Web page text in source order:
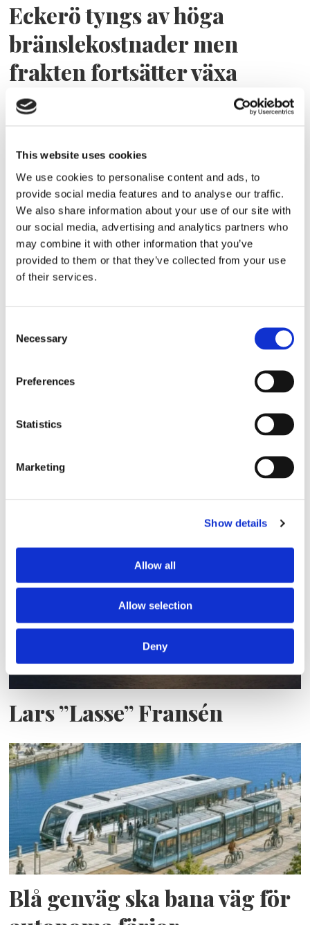
This website uses cookies
We use cookies to personalise content and ads, to
provide social media features and to analyse our traffic.
We also share information about your use of our site with
our social media, advertising and analytics partners who
may combine it with other information that you’ve
provided to them or that they’ve collected from your use
of their services.
Selection
Necessary
Preferences
Statistics
Marketing
Show details
Allow all
Allow selection
Deny
Eckerö tyngs av höga
bränslekostnader men
frakten fortsätter växa
Storaffären: Kongsberg
Maritime köper Berg
Lars ”Lasse” Fransén
Blå genväg ska bana väg för